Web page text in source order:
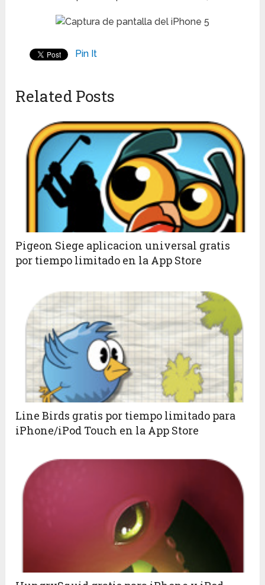
Pin It
Related Posts
Pigeon Siege aplicacion universal gratis
por tiempo limitado en la App Store
Line Birds gratis por tiempo limitado para
iPhone/iPod Touch en la App Store